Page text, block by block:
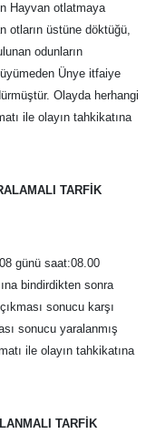
Hayvan otlatmaya
otların üstüne döktüğü,
odunların
Ünye itfaiye
Olayda herhangi
ile olayın tahkikatına
TARFİK
günü saat:08.00
bindirdikten sonra
sonucu karşı
sonucu yaralanmış
ile olayın tahkikatına
TARFİK